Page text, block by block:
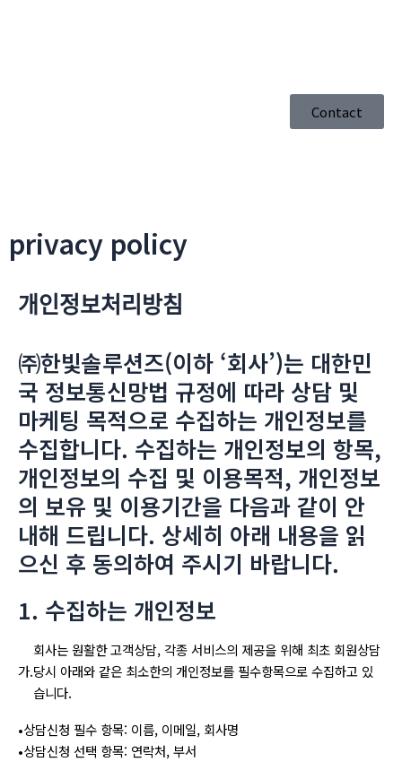
Contact
privacy policy
개인정보처리방침
㈜한빛솔루션즈(이하 ‘회사’)는 대한민
국 정보통신망법 규정에 따라 상담 및
마케팅 목적으로 수집하는 개인정보를
수집합니다. 수집하는 개인정보의 항목,
개인정보의 수집 및 이용목적, 개인정보
의 보유 및 이용기간을 다음과 같이 안
내해 드립니다. 상세히 아래 내용을 읽
으신 후 동의하여 주시기 바랍니다.
1. 수집하는 개인정보
가.
회사는 원활한 고객상담, 각종 서비스의 제공을 위해 최초 회원상담
당시 아래와 같은 최소한의 개인정보를 필수항목으로 수집하고 있
습니다.
•상담신청 필수 항목: 이름, 이메일, 회사명
•상담신청 선택 항목: 연락처, 부서